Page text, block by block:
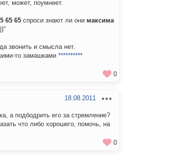
может, поумнеет.
65 65 спроси знают ли они максима
звонить и смысла нет.
то замашками **********
0
18.08.2011
а подбодрить его за стремление?
что либо хорошего, помочь, на
0